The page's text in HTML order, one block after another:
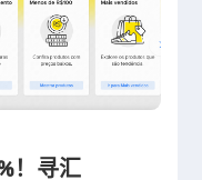
！寻汇